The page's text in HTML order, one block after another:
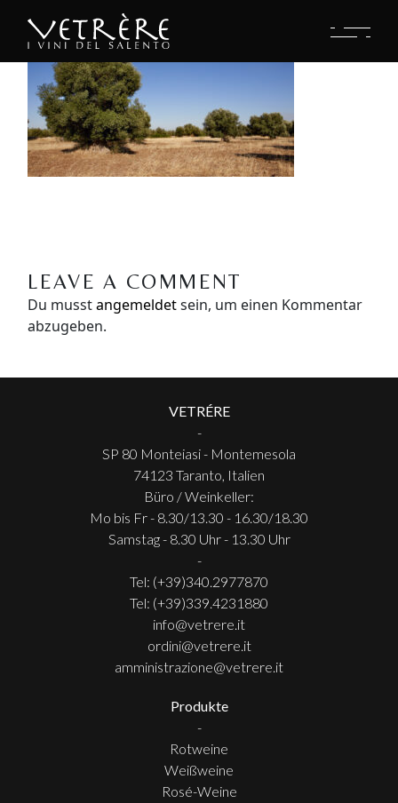
LEAVE A COMMENT
Du musstangemeldetsein, um einen Kommentar
abzugeben.
VETRÉRE
-
SP 80 Monteiasi - Montemesola
74123 Taranto, Italien
Büro / Weinkeller:
Mo bis Fr - 8.30/13.30 - 16.30/18.30
Samstag - 8.30 Uhr - 13.30 Uhr
-
Tel: (+39)340.2977870
Tel: (+39)339.4231880
info@vetrere.it
ordini@vetrere.it
amministrazione@vetrere.it
Produkte
-
Rotweine
Weißweine
Rosé-Weine